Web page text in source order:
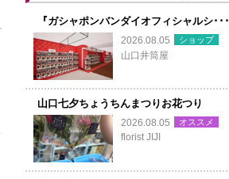
『ガシャポンバンダイオフィシャルシ･･･
2026.08.05
ショップ
山口井筒屋
山口七夕ちょうちんまつりお花つり
2026.08.05
オススメ
florist JIJI